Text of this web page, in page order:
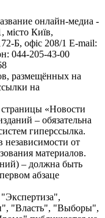
онлайн-медиа -
місто Київ,
Б, офіс 208/1 E-mail:
044-205-43-00
размещённых на
на
«Новости
– обязательна
гиперссылка.
от
материалов.
– должна быть
абзаце
"Власть", "Выборы",